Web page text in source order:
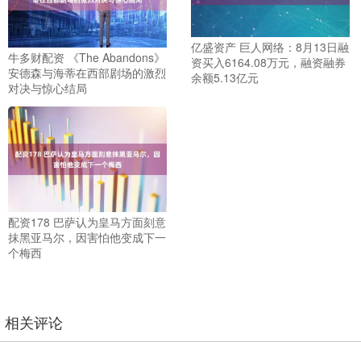
牛多财配资 《The Abandons》
安德森与海蒂在西部剧场的激烈
对决与惊心结局
亿盛资产 巨人网络：8月13日融
资买入6164.08万元，融资融券
余额5.13亿元
配资178 巴萨认为皇马方面刻意
抹黑亚马尔，因害怕他变成下一
个梅西
相关评论